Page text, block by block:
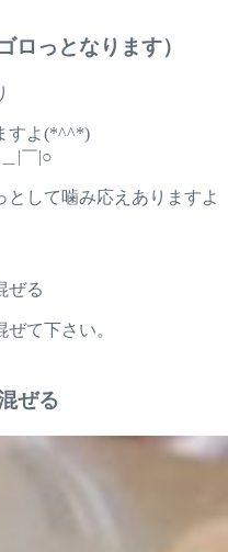
ロっとなります）
すよ(*^^*)
|￣|○
として噛み応えありますよ
ぜる
て下さい。
ぜる